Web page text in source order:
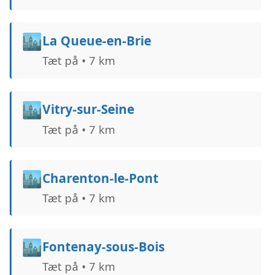
🏙️La Queue-en-Brie
Tæt på • 7 km
🏙️Vitry-sur-Seine
Tæt på • 7 km
🏙️Charenton-le-Pont
Tæt på • 7 km
🏙️Fontenay-sous-Bois
Tæt på • 7 km